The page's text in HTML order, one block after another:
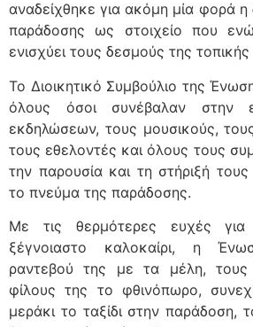
αναδείχθηκε για ακόμη μία φορά η
παράδοσης ως στοιχείο που
ενισχύει τους δεσμούς της
Το Διοικητικό Συμβούλιο της
όλους όσοι συνέβαλαν στην
εκδηλώσεων, τους μουσικούς,
τους εθελοντές και όλους τους
την παρουσία και τη στήριξή
το πνεύμα της παράδοσης.
Με τις θερμότερες ευχές
ξέγνοιαστο καλοκαίρι, η
ραντεβού της με τα μέλη, τους
φίλους της το φθινόπωρο,
μεράκι το ταξίδι στην παράδοση,